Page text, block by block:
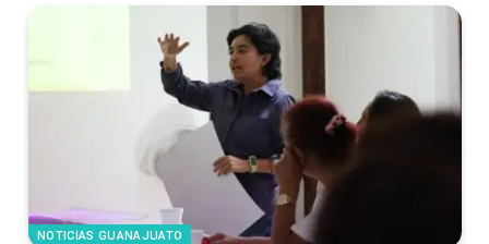
NOTICIAS GUANAJUATO